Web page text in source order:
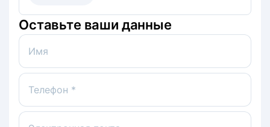
Оставьте ваши данные
Имя
Телефон *